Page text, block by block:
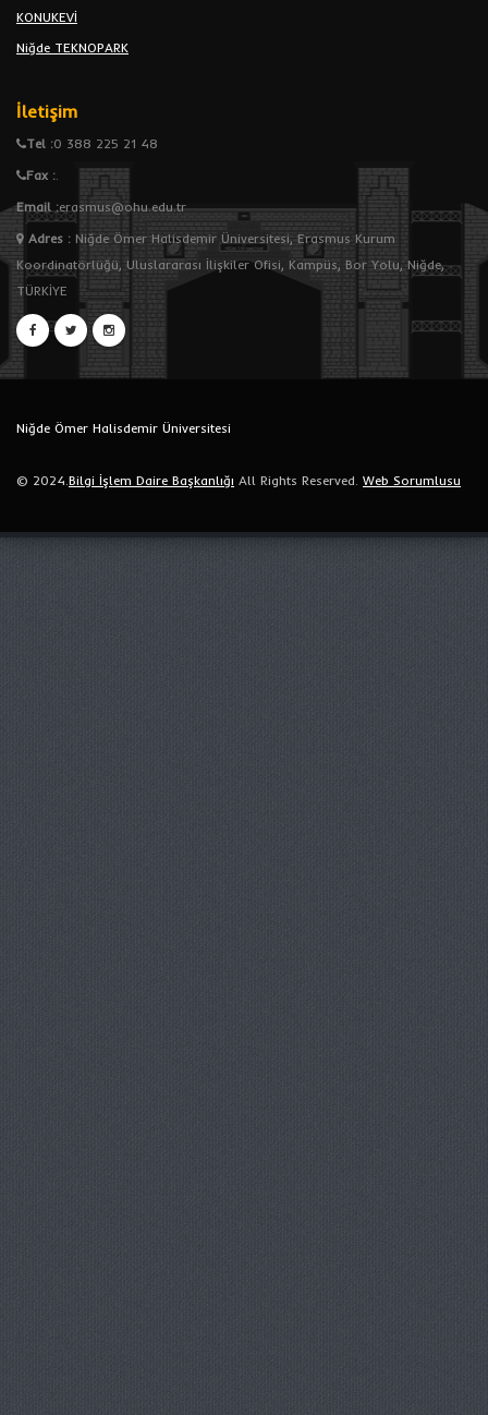
KONUKEVİ
Niğde TEKNOPARK
İletişim
Tel :0 388 225 21 48
Fax :.
Email :erasmus@ohu.edu.tr
Adres : Niğde Ömer Halisdemir Üniversitesi, Erasmus Kurum
Koordinatörlüğü, Uluslararası İlişkiler Ofisi, Kampüs, Bor Yolu, Niğde,
TÜRKİYE
Niğde Ömer Halisdemir Üniversitesi
© 2024.Bilgi İşlem Daire Başkanlığı All Rights Reserved. Web Sorumlusu